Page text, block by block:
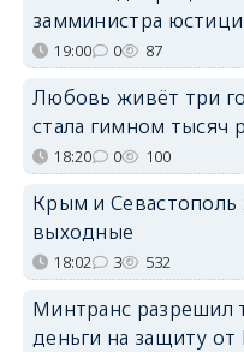
замминистра
19:00 0 87
Любовь живёт три
стала гимном тысяч
18:20 0 100
Крым и
выходные
18:02 3 532
Минтранс разрешил
деньги на защиту